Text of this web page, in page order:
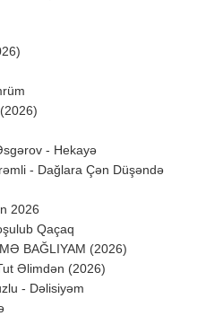
- Hekayə
- Dağlara Çən Düşəndə
2026
Qaçaq
BAĞLIYAM (2026)
Əlimdən (2026)
- Dəlisiyəm